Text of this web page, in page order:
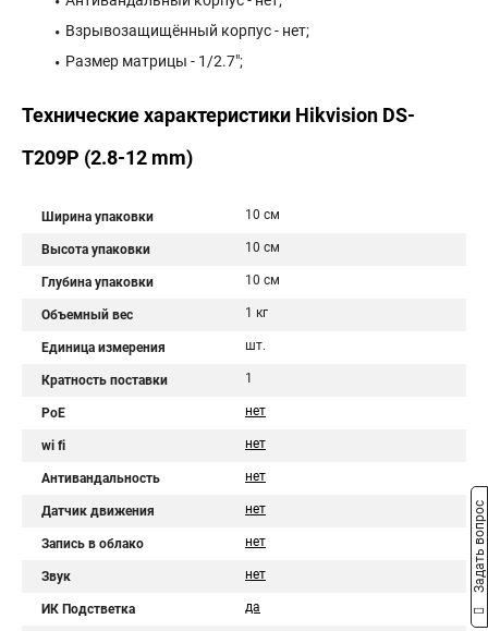
Взрывозащищённый корпус - нет;
Размер матрицы - 1/2.7";
Технические характеристики Hikvision DS-
T209P (2.8-12 mm)
Ширина упаковки 10 см
Высота упаковки 10 см
Глубина упаковки 10 см
Объемный вес 1 кг
Единица измерения шт.
Кратность поставки 1
PoE нет
wi fi нет
Антивандальность нет
Датчик движения нет
Запись в облако нет
Звук нет
ИК Подстветка да
Задать вопрос